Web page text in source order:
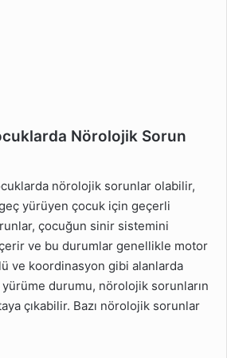
Nörolojik Sorun
nörolojik sorunlar olabilir,
yürüyen çocuk için geçerli
çocuğun sinir sistemini
ve bu durumlar genellikle motor
ve koordinasyon gibi alanlarda
durumu, nörolojik sorunların
çıkabilir. Bazı nörolojik sorunlar